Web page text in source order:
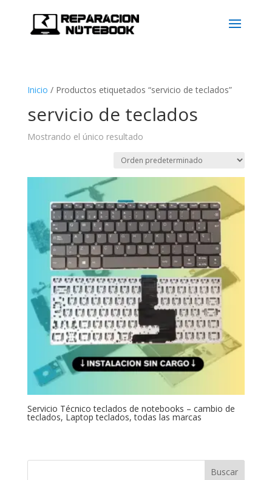
Inicio / Productos etiquetados “servicio de teclados”
servicio de teclados
Mostrando el único resultado
Servicio Técnico teclados de notebooks – cambio de
teclados, Laptop teclados, todas las marcas
Buscar